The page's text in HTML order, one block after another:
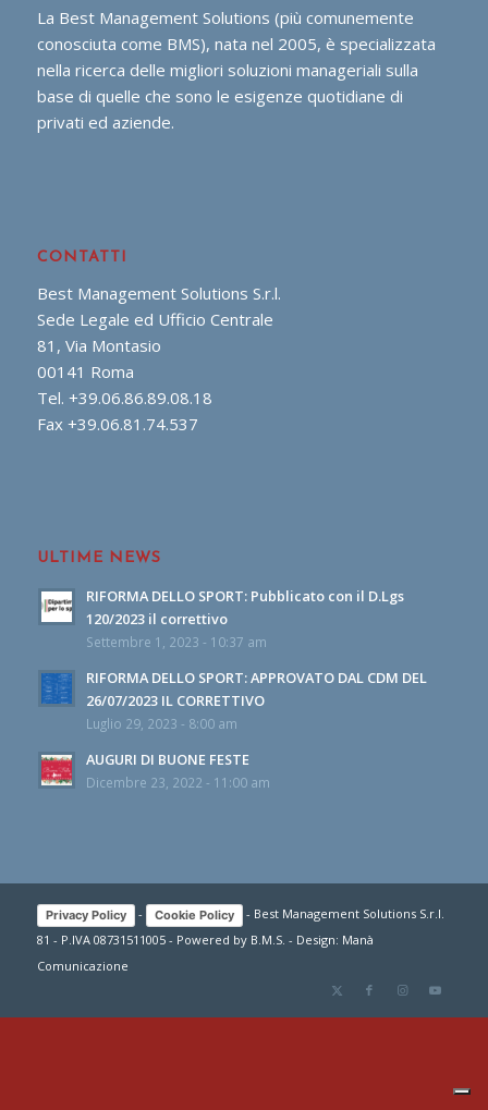
La Best Management Solutions (più comunemente
conosciuta come BMS), nata nel 2005, è specializzata
nella ricerca delle migliori soluzioni manageriali sulla
base di quelle che sono le esigenze quotidiane di
privati ed aziende.
CONTATTI
Best Management Solutions S.r.l.
Sede Legale ed Ufficio Centrale
81, Via Montasio
00141 Roma
Tel. +39.06.86.89.08.18
Fax +39.06.81.74.537
ULTIME NEWS
RIFORMA DELLO SPORT: Pubblicato con il D.Lgs
120/2023 il correttivo
Settembre 1, 2023 - 10:37 am
RIFORMA DELLO SPORT: APPROVATO DAL CDM DEL
26/07/2023 IL CORRETTIVO
Luglio 29, 2023 - 8:00 am
AUGURI DI BUONE FESTE
Dicembre 23, 2022 - 11:00 am
Privacy Policy - Cookie Policy
- Best Management Solutions S.r.l.
81 - P.IVA 08731511005 - Powered by B.M.S. - Design: Manà
Comunicazione